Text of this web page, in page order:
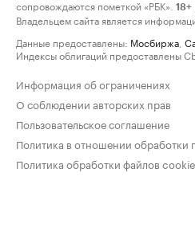
сопровождаются пометкой «РБК».
18+
Владельцем сайта является
Данные предоставлены: Мосбиржа
Индексы облигаций предоставлены
Информация об ограничениях
О соблюдении авторских прав
Пользовательское соглашение
Политика в отношении обработки
Политика обработки файлов cookie